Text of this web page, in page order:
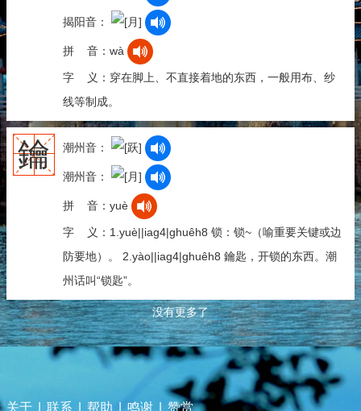
揭阳音：
拼 音：wà
字 义：穿在脚上、不直接着地的东西，一般用布、纱
线等制成。
鑰 潮州音：
潮州音：
拼 音：yuè
字 义：1.yuè||iag4|ghuêh8 锁：锁~（喻重要关键或边
防要地）。 2.yào||iag4|ghuêh8 鑰匙，开锁的东西。潮
州话叫“锁匙”。
没有更多了
关于 联系 帮助 鸣谢 赞赏